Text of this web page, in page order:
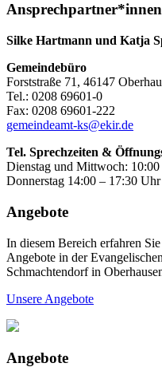
Ansprechpartner*innen
Silke Hartmann und Katja
Gemeindebüro
Forststraße 71, 46147
Tel.: 0208 69601-0
Fax: 0208 69601-222
gemeindeamt-ks@ekir.de
Tel. Sprechzeiten &
Dienstag und Mittwoch:
Donnerstag 14:00 – 17:30 Uhr
Angebote
In diesem Bereich erfahren
Angebote in der
Schmachtendorf in
Unsere Angebote
Angebote